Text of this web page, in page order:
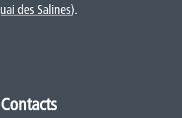
des Salines).
Contacts